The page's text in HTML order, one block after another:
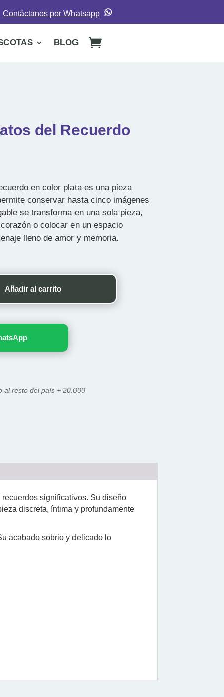
Contáctanos por Whatsapp
BLOG
del Recuerdo
en color plata es una pieza
conservar hasta cinco imágenes
se transforma en una sola pieza,
o colocar en un espacio
lleno de amor y memoria.
Añadir al carrito
al resto del país + 20.000
significativos. Su diseño
discreta, íntima y profundamente
acabado sobrio y delicado lo